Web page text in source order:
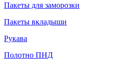
Пакеты для заморозки
Пакеты вкладыши
Рукава
Полотно ПНД